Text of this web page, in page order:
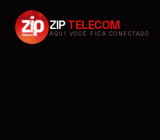
ZIPTELECOM
AQUI VOCÊ FICA CONECTADO